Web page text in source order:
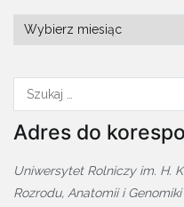
Archiwa
Szukaj:
Adres do
Uniwersytet Rolniczy im. H.
Rozrodu, Anatomii i